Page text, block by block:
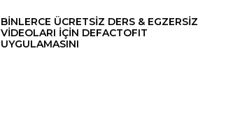
BİNLERCE ÜCRETSİZ DERS & EGZERSİZ
VİDEOLARI İÇİN DEFACTOFIT
UYGULAMASINI